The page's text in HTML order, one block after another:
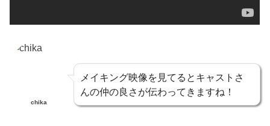
chika
メイキング映像を見てるとキャストさ
んの仲の良さが伝わってきますね！